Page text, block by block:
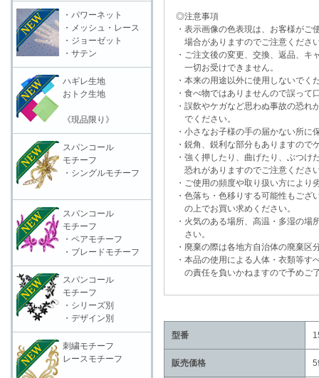
◎注意事項
・表示画像の色表現は、お客様がご
場合がありますのでご注意くださ
・ご注文後の変更、交換、返品、キ
一切お受けできません。
・本来の用途以外に使用しないでく
・食べ物ではありませんので誤って
・誤飲やケガなど思わぬ事故の恐れ
でください。
・小さなお子様の手の届かない所に
・鋭角、鋭利な部分もありますので
・強く押したり、曲げたり、ぶつけ
恐れがありますのでご注意くださ
・ご使用の頻度や取り扱い方により
・色落ち・色移りする可能性もござ
の上でお買い求めください。
・火気のある場所、高温・多湿の場
さい。
・廃棄の際は各地方自治体の廃棄区
・本品の使用による人体・衣類等す
の責任を負いかねますので予めご
型番
販売価格
・パワーネット
・メッシュ・レース
・ジョーゼット
・サテン
ハギレ生地
おトク生地
《現品限り》
スパンコール
モチーフ
・シングルモチーフ
スパンコール
モチーフ
・ペアモチーフ
・ブレードモチーフ
スパンコール
モチーフ
・シリーズ別
・デザイン別
刺繍モチーフ
レースモチーフ